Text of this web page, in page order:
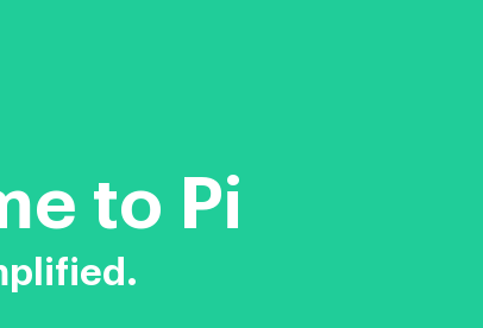
to Pi